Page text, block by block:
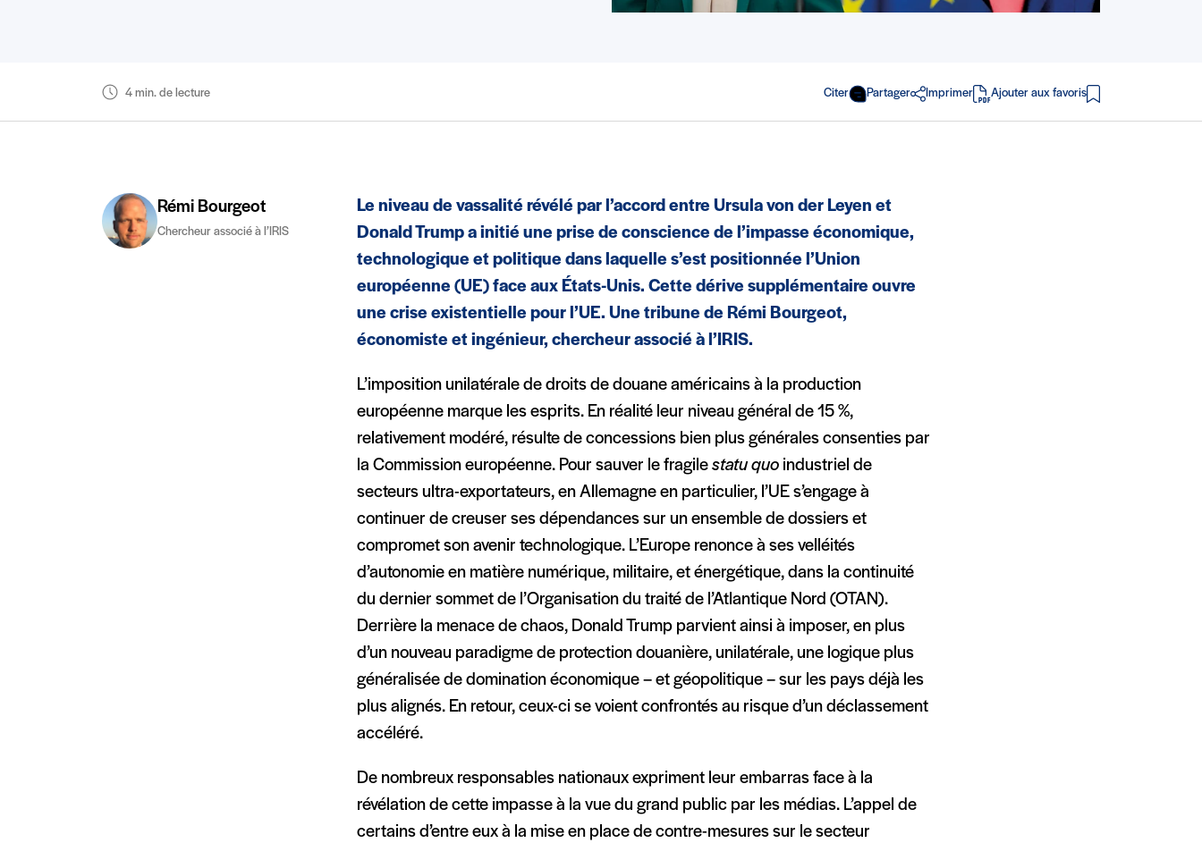
4 min. de lecture Citer Partager Imprimer
en PDF
Ajouter aux favoris
Rémi Bourgeot
Chercheur associé à l’IRIS
Le niveau de vassalité révélé par l’accord entre Ursula von der Leyen et
Donald Trump a initié une prise de conscience de l’impasse économique,
technologique et politique dans laquelle s’est positionnée l’Union
européenne (UE) face aux États-Unis. Cette dérive supplémentaire ouvre
une crise existentielle pour l’UE. Une tribune de Rémi Bourgeot,
économiste et ingénieur, chercheur associé à l’IRIS.
L’imposition unilatérale de droits de douane américains à la production
européenne marque les esprits. En réalité leur niveau général de 15 %,
relativement modéré, résulte de concessions bien plus générales consenties par
la Commission européenne. Pour sauver le fragile statu quo industriel de
secteurs ultra-exportateurs, en Allemagne en particulier, l’UE s’engage à
continuer de creuser ses dépendances sur un ensemble de dossiers et
compromet son avenir technologique. L’Europe renonce à ses velléités
d’autonomie en matière numérique, militaire, et énergétique, dans la continuité
du dernier sommet de l’Organisation du traité de l’Atlantique Nord (OTAN).
Derrière la menace de chaos, Donald Trump parvient ainsi à imposer, en plus
d’un nouveau paradigme de protection douanière, unilatérale, une logique plus
généralisée de domination économique – et géopolitique – sur les pays déjà les
plus alignés. En retour, ceux-ci se voient confrontés au risque d’un déclassement
accéléré.
De nombreux responsables nationaux expriment leur embarras face à la
révélation de cette impasse à la vue du grand public par les médias. L’appel de
certains d’entre eux à la mise en place de contre-mesures sur le secteur